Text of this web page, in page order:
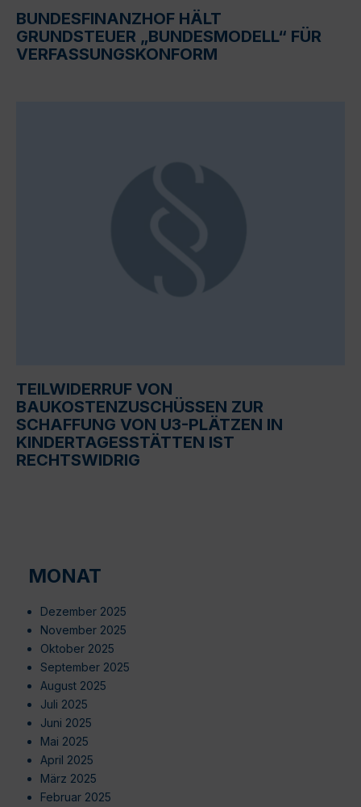
BUNDESFINANZHOF HÄLT
GRUNDSTEUER „BUNDESMODELL“ FÜR
VERFASSUNGSKONFORM
TEILWIDERRUF VON
BAUKOSTENZUSCHÜSSEN ZUR
SCHAFFUNG VON U3-PLÄTZEN IN
KINDERTAGESSTÄTTEN IST
RECHTSWIDRIG
MONAT
Dezember 2025
November 2025
Oktober 2025
September 2025
August 2025
Juli 2025
Juni 2025
Mai 2025
April 2025
März 2025
Februar 2025